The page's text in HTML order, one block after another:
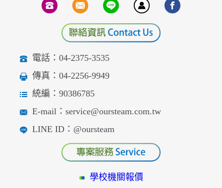
電話：04-2375-3535
傳真：04-2256-9949
統編：90386785
E-mail：service@oursteam.com.tw
LINE ID：@oursteam
學校機關報價